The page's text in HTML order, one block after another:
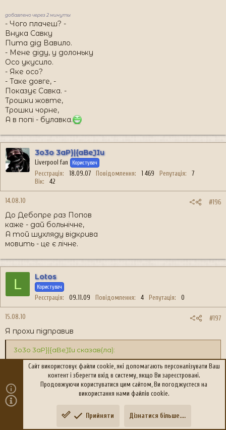
добавлено через 2 минуты
- Чого плачеш? -
Внука Савку
Пита дід Вавило.
- Мене діду, у долоньку
Осо укусило.
- Яке осо?
- Таке довге, -
Показує Савка. -
Трошки жовте,
Трошки чорне,
А в попі - булавка.
3o3o 3aP}|{aBeJIu
Liverpool fan Користувач
Реєстрація 18.09.07 Повідомлення 1 469 Репутація
7
Вік
42
14.08.10 #196
До Дебопре раз Попов
каже - дай больнічне,
А той шухляду відкрива
мовить - це є лічне.
L Lotos
Користувач
Реєстрація 09.11.09 Повідомлення 4 Репутація 0
15.08.10 #197
Я прохи підправив
3o3o 3aP}|{aBeJIu сказав(ла):
До Дебопре раз Попов
каже - дай больнічне,
А той шухляду відкрива
мовить - це є лічне.
До Дебопре раз Попов
Зверху
Сайт використовує файли cookie, які допомагають персоналізувати Ваш
контент і зберегти вхід в систему, якщо Ви зареєстровані.
Продовжуючи користуватися цим сайтом, Ви погоджуєтеся на
використання нами файлів cookie.
Прийняти Дізнатися більше....